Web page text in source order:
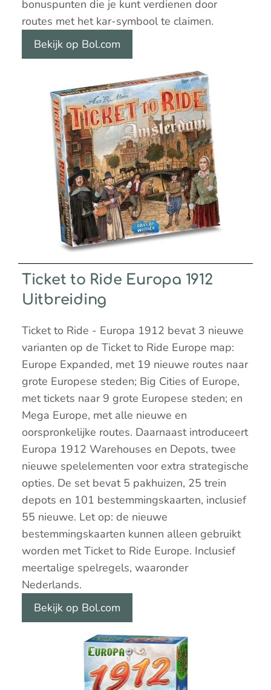
bonuspunten die je kunt verdienen door
routes met het kar-symbool te claimen.
Bekijk op Bol.com
Ticket to Ride Europa 1912
Uitbreiding
Ticket to Ride - Europa 1912 bevat 3 nieuwe
varianten op de Ticket to Ride Europe map:
Europe Expanded, met 19 nieuwe routes naar
grote Europese steden; Big Cities of Europe,
met tickets naar 9 grote Europese steden; en
Mega Europe, met alle nieuwe en
oorspronkelijke routes. Daarnaast introduceert
Europa 1912 Warehouses en Depots, twee
nieuwe spelelementen voor extra strategische
opties. De set bevat 5 pakhuizen, 25 trein
depots en 101 bestemmingskaarten, inclusief
55 nieuwe. Let op: de nieuwe
bestemmingskaarten kunnen alleen gebruikt
worden met Ticket to Ride Europe. Inclusief
meertalige spelregels, waaronder
Nederlands.
Bekijk op Bol.com